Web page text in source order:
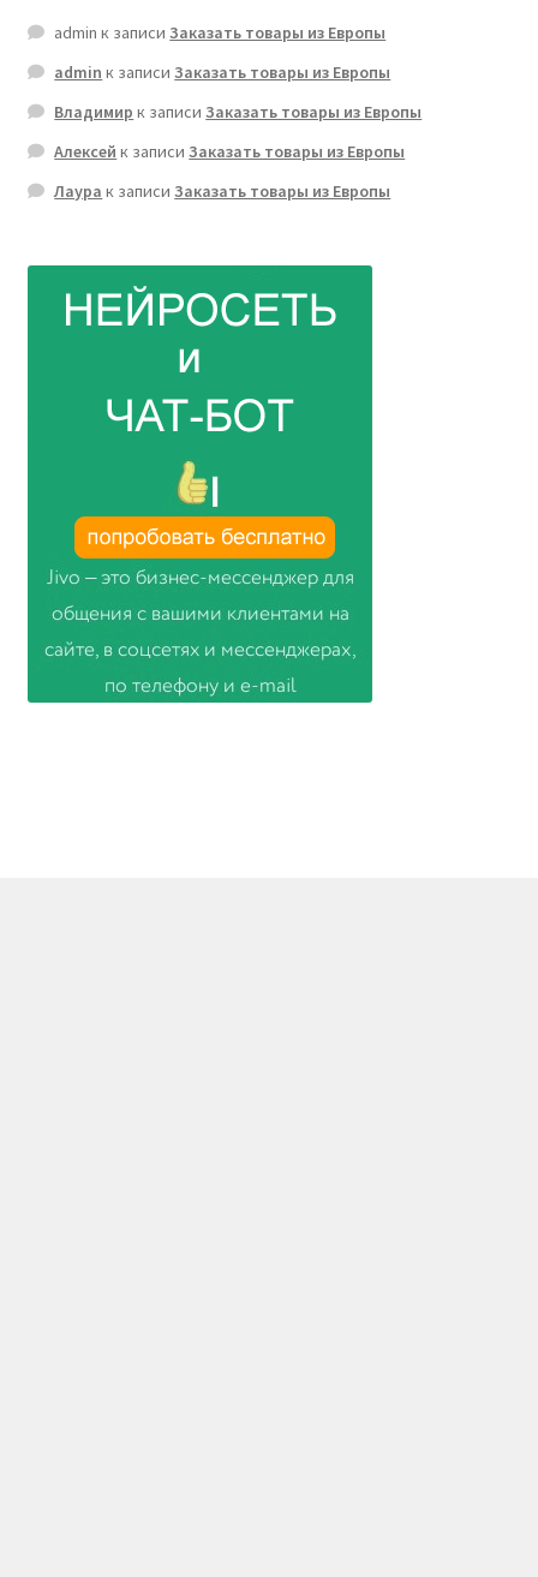
admin к записиЗаказать товары из Европы
admin к записиЗаказать товары из Европы
Владимир к записиЗаказать товары из Европы
Алексей к записиЗаказать товары из Европы
Лаура к записиЗаказать товары из Европы